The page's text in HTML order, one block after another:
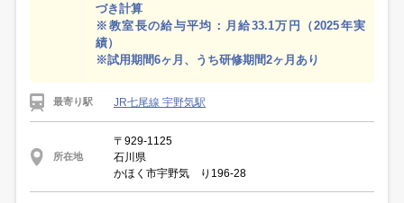
づき計算
※教室長の給与平均：月給33.1万円（2025年実
績）
※試用期間6ヶ月、うち研修期間2ヶ月あり
最寄り駅 JR七尾線 宇野気駅
所在地
〒929-1125
石川県
かほく市宇野気 り196-28